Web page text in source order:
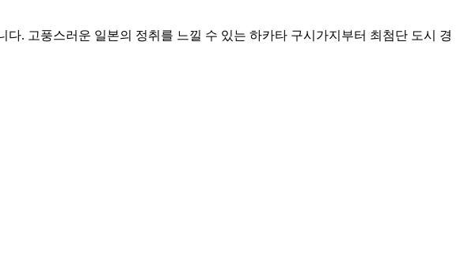
. 고풍스러운 일본의 정취를 느낄 수 있는 하카타 구시가지부터 최첨단 도시 경